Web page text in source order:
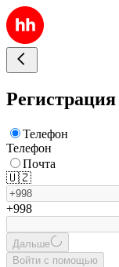
Телефон
Телефон
Почта
🇺🇿
+998
Дальше
Войти с помощью